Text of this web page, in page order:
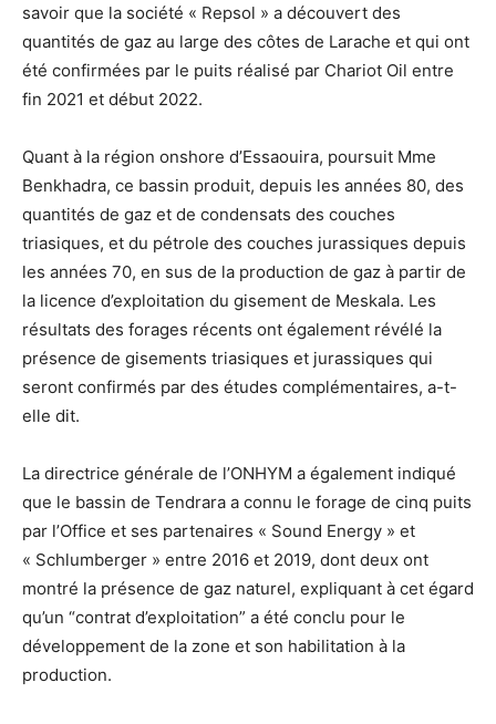
savoir que la société « Repsol » a découvert des
quantités de gaz au large des côtes de Larache et qui ont
été confirmées par le puits réalisé par Chariot Oil entre
fin 2021 et début 2022.
Quant à la région onshore d’Essaouira, poursuit Mme
Benkhadra, ce bassin produit, depuis les années 80, des
quantités de gaz et de condensats des couches
triasiques, et du pétrole des couches jurassiques depuis
les années 70, en sus de la production de gaz à partir de
la licence d’exploitation du gisement de Meskala. Les
résultats des forages récents ont également révélé la
présence de gisements triasiques et jurassiques qui
seront confirmés par des études complémentaires, a-t-
elle dit.
La directrice générale de l’ONHYM a également indiqué
que le bassin de Tendrara a connu le forage de cinq puits
par l’Office et ses partenaires « Sound Energy » et
« Schlumberger » entre 2016 et 2019, dont deux ont
montré la présence de gaz naturel, expliquant à cet égard
qu’un “contrat d’exploitation” a été conclu pour le
développement de la zone et son habilitation à la
production.